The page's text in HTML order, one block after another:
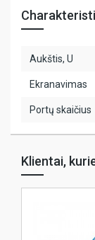
Aukštis, U
Ekranavimas
Portų skaičius
Klientai,